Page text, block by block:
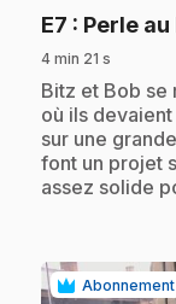
E7 : Perle
4 min 21 s
.Bitz et Bob se
où ils
sur une
font un projet
assez solide
Abonnement